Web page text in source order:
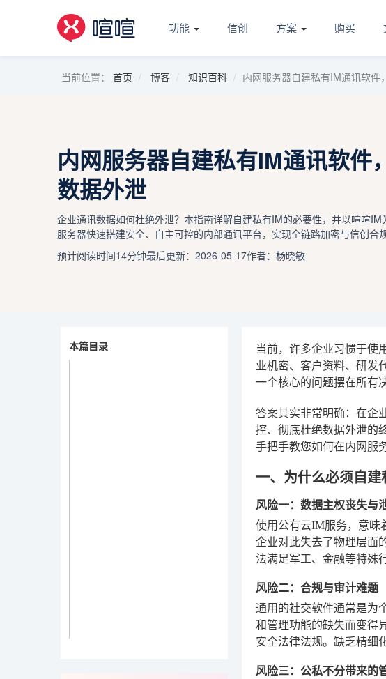
功能 信创 方案 购买
当前位置： 首页 博客 知识百科 内网服务器自建私有IM通讯软件
内网服务器自建私有IM通讯软件
数据外泄
企业通讯数据如何杜绝外泄？本指南详解自建私有IM的必要性，并以喧喧IM
服务器快速搭建安全、自主可控的内部通讯平台，实现全链路加密与信创合规
预计阅读时间14分钟最后更新：2026-05-17作者：杨晓敏
本篇目录
当前，许多企业习惯于使
业机密、客户资料、研发
一个核心的问题摆在所有
答案其实非常明确：在企
控、彻底杜绝数据外泄的
手把手教您如何在内网服
一、为什么必须自
风险一：数据主权丧失与
使用公有云IM服务，意味
企业对此失去了物理层面
法满足军工、金融等特殊
风险二：合规与审计难题
通用的社交软件通常是为
和管理功能的缺失而变得
安全法律法规。缺乏精细
风险三：公私不分带来的